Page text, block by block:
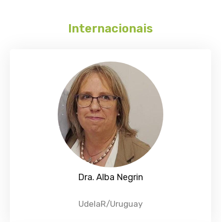
Internacionais
Dra. Alba Negrin
UdelaR/Uruguay